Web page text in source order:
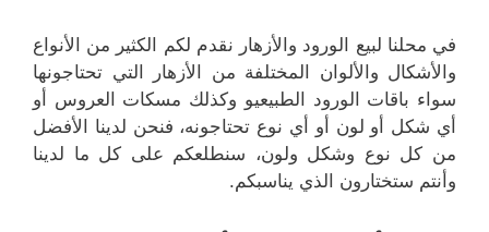
في محلنا لبيع الورود والأزهار نقدم لكم الكثير من الأنواع
والأشكال والألوان المختلفة من الأزهار التي تحتاجونها
سواء باقات الورود الطبيعيو وكذلك مسكات العروس أو
أي شكل أو لون أو أي نوع تحتاجونه، فنحن لدينا الأفضل
من كل نوع وشكل ولون، سنطلعكم على كل ما لدينا
وأنتم ستختارون الذي يناسبكم.